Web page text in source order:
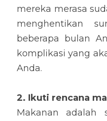
mereka merasa
menghentikan
beberapa bulan
komplikasi yang
Anda.
2. Ikuti rencana
Makanan adalah